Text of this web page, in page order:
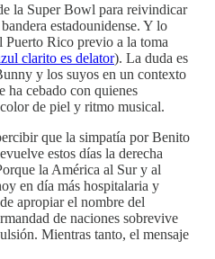
la Super Bowl para reivindicar
estadounidense. Y lo
Rico previo a la toma
clarito es delator). La duda es
y los suyos en un contexto
ha cebado con quienes
de piel y ritmo musical.
que la simpatía por Benito
estos días la derecha
la América al Sur y al
en día más hospitalaria y
apropiar el nombre del
de naciones sobrevive
Mientras tanto, el mensaje